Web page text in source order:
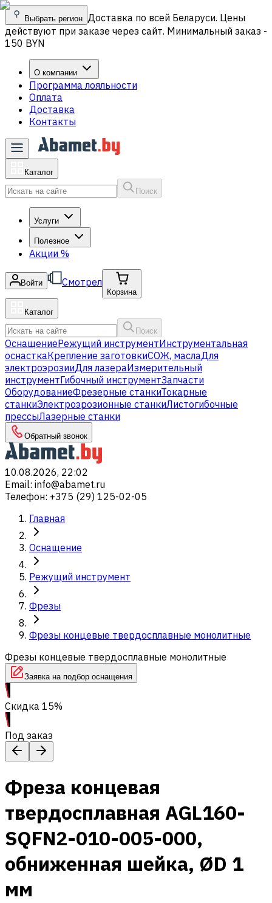
Выбрать регион Доставка по всей Беларуси. Цены
действуют при заказе через сайт. Минимальный заказ -
150 BYN
О компании
Программа лояльности
Оплата
Доставка
Контакты
Каталог
Поиск
Услуги
Полезное
Акции %
Войти Смотрел
Корзина
Каталог
Поиск
ОснащениеРежущий инструментИнструментальная
оснасткаКрепление заготовкиСОЖ, маслаДля
электроэрозииДля лазераИзмерительный
инструментГибочный инструментЗапчасти
ОборудованиеФрезерные станкиТокарные
станкиЭлектроэрозионные станкиЛистогибочные
прессыЛазерные станки
Обратный звонок
10.08.2026, 22:02
Email: info@abamet.ru
Телефон: +375 (29) 125-02-05
Главная
Оснащение
Режущий инструмент
Фрезы
Фрезы концевые твердосплавные монолитные
Фрезы концевые твердосплавные монолитные
Заявка на подбор оснащения
Скидка 15%
Под заказ
Фреза концевая
твердосплавная AGL160-
SQFN2-010-005-000,
обниженная шейка, ØD 1
мм